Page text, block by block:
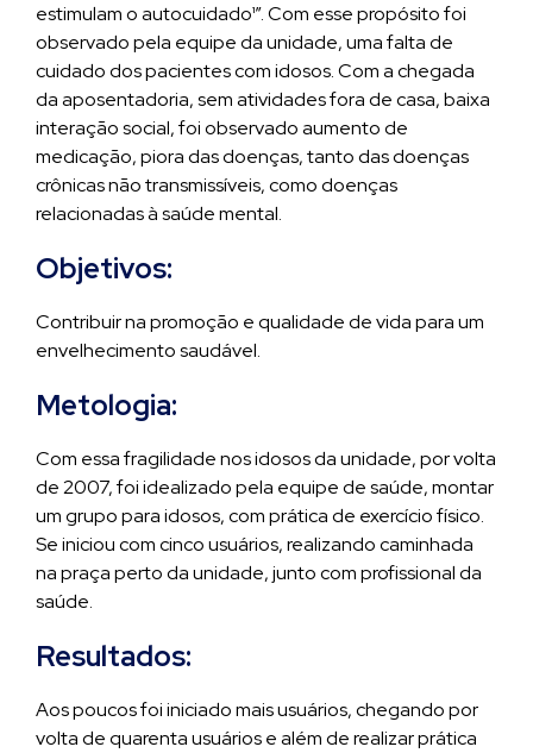
estimulam o autocuidado¹”. Com esse propósito foi
observado pela equipe da unidade, uma falta de
cuidado dos pacientes com idosos. Com a chegada
da aposentadoria, sem atividades fora de casa, baixa
interação social, foi observado aumento de
medicação, piora das doenças, tanto das doenças
crônicas não transmissíveis, como doenças
relacionadas à saúde mental.
Objetivos:
Contribuir na promoção e qualidade de vida para um
envelhecimento saudável.
Metologia:
Com essa fragilidade nos idosos da unidade, por volta
de 2007, foi idealizado pela equipe de saúde, montar
um grupo para idosos, com prática de exercício físico.
Se iniciou com cinco usuários, realizando caminhada
na praça perto da unidade, junto com profissional da
saúde.
Resultados:
Aos poucos foi iniciado mais usuários, chegando por
volta de quarenta usuários e além de realizar prática